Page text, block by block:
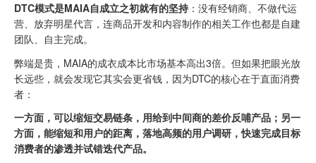
DTC模式是MAIA自成立之初就有的坚持 ：没有经销商、不做代运
营、放弃明星代言，连商品开发和内容制作的相关工作也都是自建
团队、自主完成。
弊端是贵，MAIA的成衣成本比市场基本高出3倍。但如果把眼光放
长远些，就会发现它其实会更省钱，因为DTC的核心在于直面消费
者：
一方面，可以缩短交易链条，用给到中间商的差价反哺产品；另一
方面，能缩短和用户的距离，落地高频的用户调研，快速完成目标
消费者的渗透并试错迭代产品。